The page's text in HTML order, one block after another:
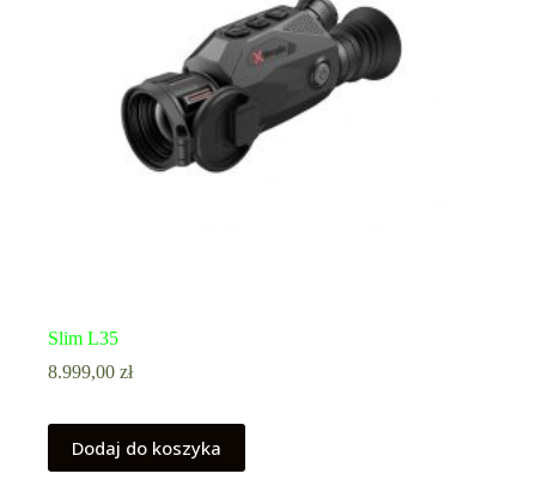
Slim L35
8.999,00 zł
Dodaj do koszyka